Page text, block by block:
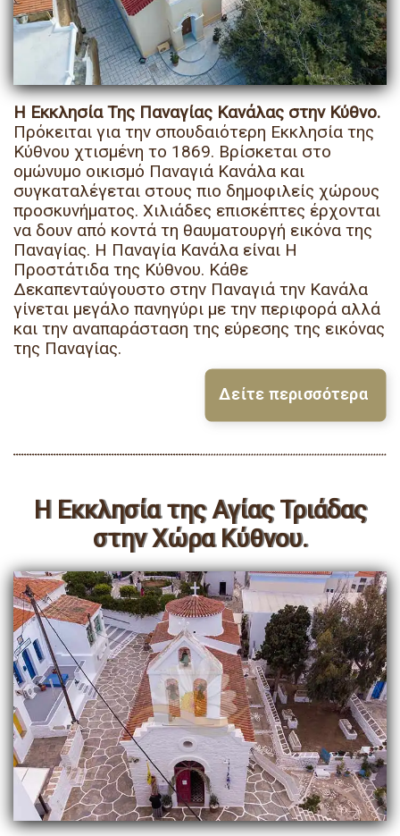
Η Εκκλησία Της Παναγίας Κανάλας στην Κύθνο.
Πρόκειται για την σπουδαιότερη Εκκλησία της
Κύθνου χτισμένη το 1869. Βρίσκεται στο
ομώνυμο οικισμό Παναγιά Κανάλα και
συγκαταλέγεται στους πιο δημοφιλείς χώρους
προσκυνήματος. Χιλιάδες επισκέπτες έρχονται
να δουν από κοντά τη θαυματουργή εικόνα της
Παναγίας. Η Παναγία Κανάλα είναι Η
Προστάτιδα της Κύθνου. Κάθε
Δεκαπενταύγουστο στην Παναγιά την Κανάλα
γίνεται μεγάλο πανηγύρι με την περιφορά αλλά
και την αναπαράσταση της εύρεσης της εικόνας
της Παναγίας.
Η Εκκλησία της Αγίας Τριάδας
στην Χώρα Κύθνου.